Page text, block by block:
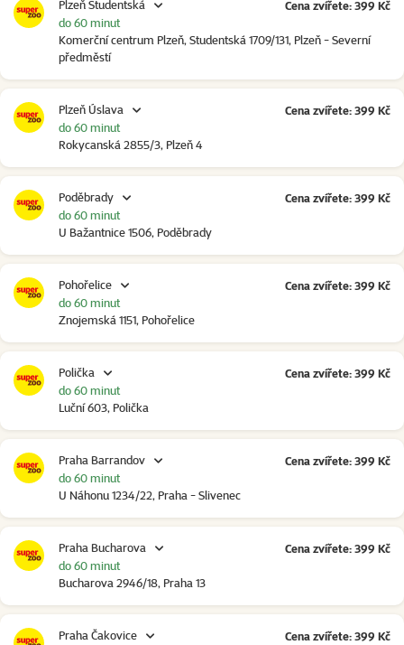
Plzeň Studentská
Komerční centrum Plzeň, Studentská 1709/131, Plzeň - Severní
předměstí
do 60 minut
Cena zvířete: 399 Kč
Plzeň Úslava
Rokycanská 2855/3, Plzeň 4
do 60 minut
Cena zvířete: 399 Kč
Poděbrady
U Bažantnice 1506, Poděbrady
do 60 minut
Cena zvířete: 399 Kč
Pohořelice
Znojemská 1151, Pohořelice
do 60 minut
Cena zvířete: 399 Kč
Polička
Luční 603, Polička
do 60 minut
Cena zvířete: 399 Kč
Praha Barrandov
U Náhonu 1234/22, Praha - Slivenec
do 60 minut
Cena zvířete: 399 Kč
Praha Bucharova
Bucharova 2946/18, Praha 13
do 60 minut
Cena zvířete: 399 Kč
Praha Čakovice Cena zvířete: 399 Kč